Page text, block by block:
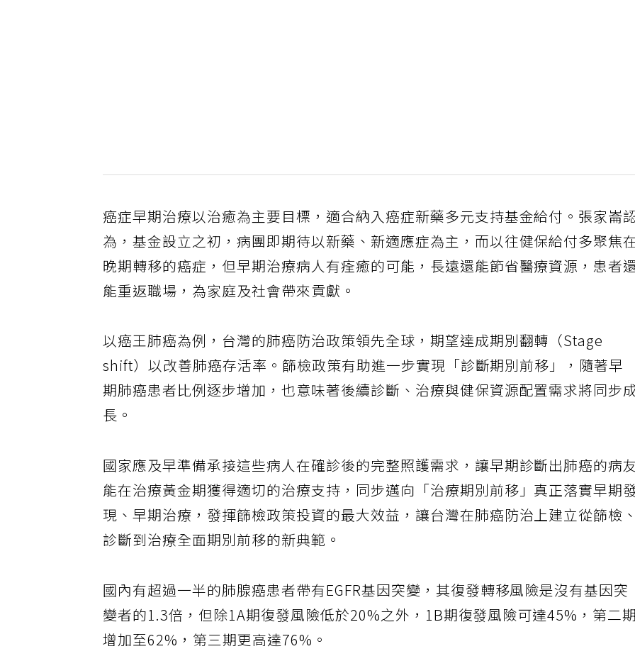
癌症早期治療以治癒為主要目標，適合納入癌症新藥多元支持基金給付。張家崙
為，基金設立之初，病團即期待以新藥、新適應症為主，而以往健保給付多聚焦
晚期轉移的癌症，但早期治療病人有痊癒的可能，長遠還能節省醫療資源，患者
能重返職場，為家庭及社會帶來貢獻。
以癌王肺癌為例，台灣的肺癌防治政策領先全球，期望達成期別翻轉（Stage
shift）以改善肺癌存活率。篩檢政策有助進一步實現「診斷期別前移」，隨著早
期肺癌患者比例逐步增加，也意味著後續診斷、治療與健保資源配置需求將同步
長。
國家應及早準備承接這些病人在確診後的完整照護需求，讓早期診斷出肺癌的病
能在治療黃金期獲得適切的治療支持，同步邁向「治療期別前移」真正落實早期
現、早期治療，發揮篩檢政策投資的最大效益，讓台灣在肺癌防治上建立從篩檢
診斷到治療全面期別前移的新典範。
國內有超過一半的肺腺癌患者帶有EGFR基因突變，其復發轉移風險是沒有基因突
變者的1.3倍，但除1A期復發風險低於20%之外，1B期復發風險可達45%，第二
增加至62%，第三期更高達76%。